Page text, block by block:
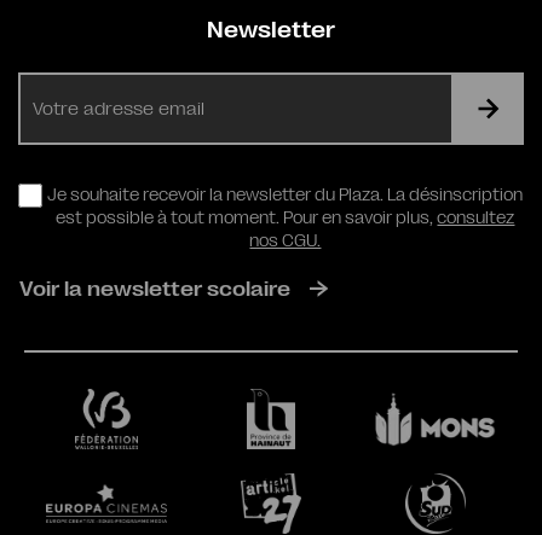
Newsletter
RGPD
Je souhaite recevoir la newsletter du Plaza. La désinscription
est possible à tout moment. Pour en savoir plus,consultez
nos CGU.
Voir la newsletter scolaire